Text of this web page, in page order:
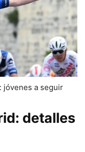
jóvenes a seguir
detalles